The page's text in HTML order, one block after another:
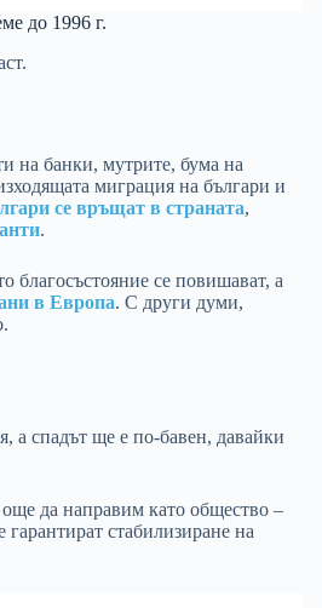
до 1996 г.
на банки, мутрите, бума на
миграция на българи и
се връщат в страната,
.
благосъстояние се повишават, а
в Европа. С други думи,
а спадът ще е по-бавен, давайки
да направим като общество –
стабилизиране на